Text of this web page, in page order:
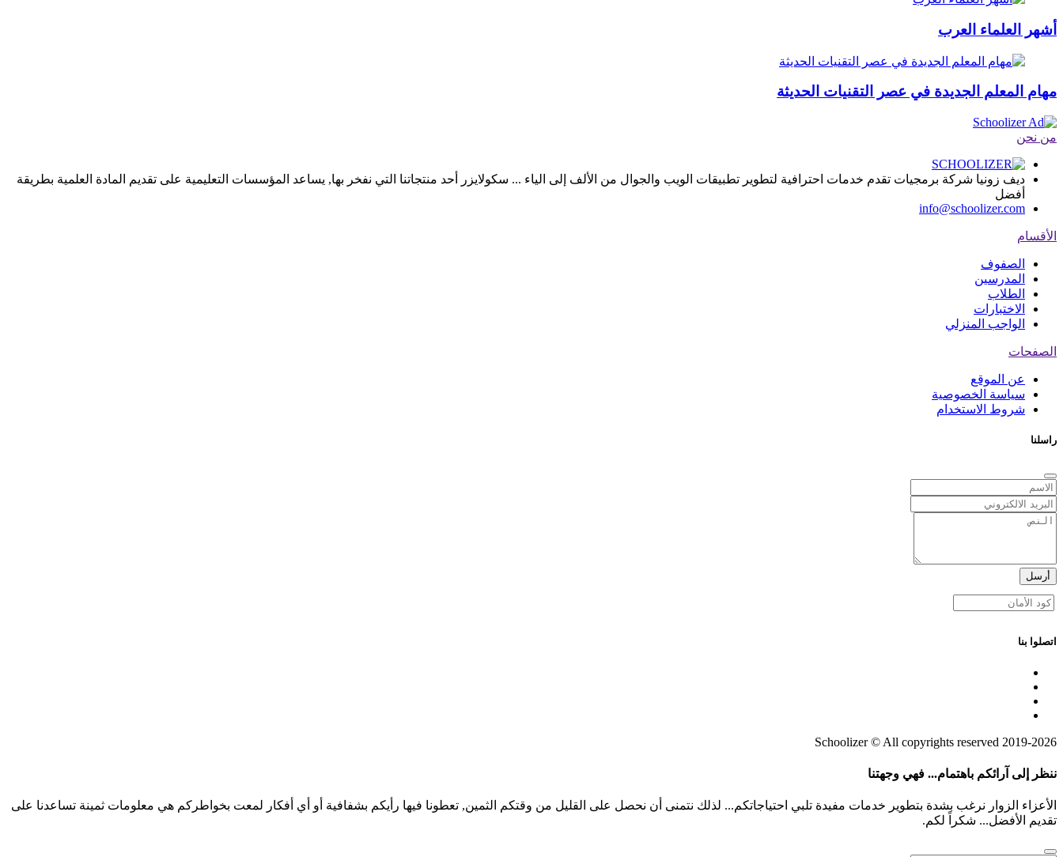
أشهر العلماء العرب
مهام المعلم الجديدة في عصر التقنيات الحديثة
من نحن
ديف زونيا شركة برمجيات تقدم خدمات احترافية لتطوير تطبيقات الويب والجوال من الألف إلى الياء ... سكولايزر أحد منتجاتنا التي نفخر بها, يساعد المؤسسات التعليمية على تقديم المادة العلمية بطريقة
أفضل
info@schoolizer.com
الأقسام
الصفوف
المدرسين
الطلاب
الاختبارات
الواجب المنزلي
الصفحات
عن الموقع
سياسة الخصوصية
شروط الاستخدام
راسلنا
أرسل
اتصلوا بنا
2019-2026 Schoolizer © All copyrights reserved
ننظر إلى آرائكم باهتمام... فهي وجهتنا
الأعزاء الزوار نرغب بشدة بتطوير خدمات مفيدة تلبي احتياجاتكم... لذلك نتمنى أن نحصل على القليل من وقتكم الثمين, تعطونا فيها رأيكم بشفافية أو أي أفكار لمعت بخواطركم هي معلومات ثمينة تساعدنا على
تقديم الأفضل... شكراً لكم.